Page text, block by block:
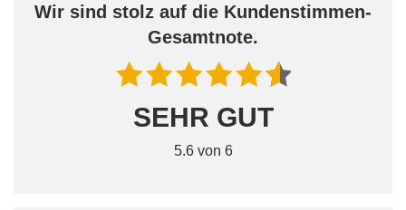
Wir sind stolz auf die Kundenstimmen-
Gesamtnote.
SEHR GUT
5.6 von 6